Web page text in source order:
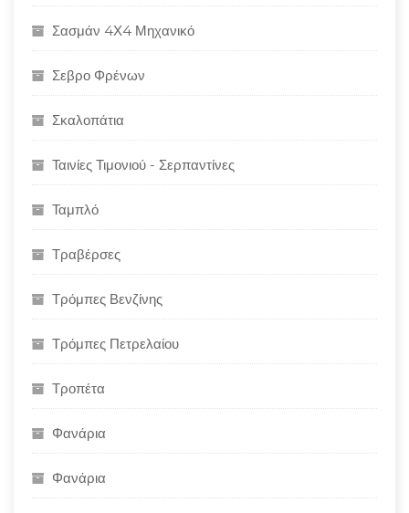
Σασμάν 4Χ4 Μηχανικό
Σεβρο Φρένων
Σκαλοπάτια
Ταινίες Τιμονιού - Σερπαντίνες
Ταμπλό
Τραβέρσες
Τρόμπες Βενζίνης
Τρόμπες Πετρελαίου
Τροπέτα
Φανάρια
Φανάρια